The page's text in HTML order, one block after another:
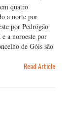
quatro
a norte por
por Pedrógão
e a noroeste por
de Góis são
Read Article